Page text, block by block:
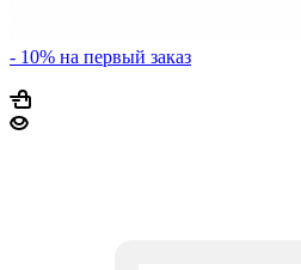
- 10% на первый заказ